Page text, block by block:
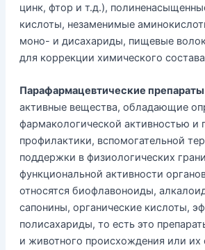
цинк, фтор и т.д.),
кислоты, незаменимые
моно- и дисахариды, пищевые
для коррекции химического
Парафармацевтические препараты
активные вещества, обладающие
фармакологической активностью и
профилактики, вспомогательной
поддержки в физиологических
функциональной активности
относятся биофлавоноиды,
сапонины, органические кислоты,
полисахариды, то есть это
и животного происхождения или их